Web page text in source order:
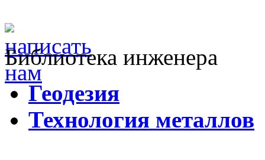
Библиотека инженера
Геодезия
Технология металлов